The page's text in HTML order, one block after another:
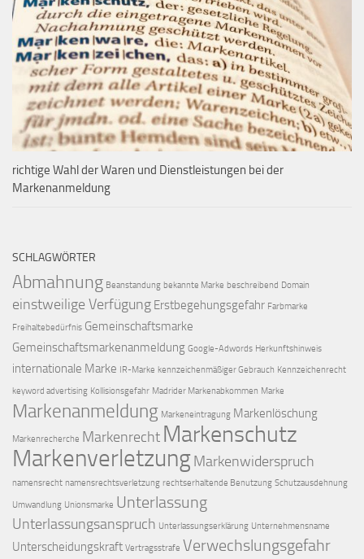
richtige Wahl der Waren und Dienstleistungen bei der
Markenanmeldung
SCHLAGWÖRTER
Abmahnung Beanstandung bekannte Marke beschreibend Domain
einstweilige Verfügung Erstbegehungsgefahr Farbmarke
Freihaltebedürfnis Gemeinschaftsmarke
Gemeinschaftsmarkenanmeldung Google-Adwords Herkunftshinweis
internationale Marke IR-Marke kennzeichenmäßiger Gebrauch Kennzeichenrecht
keyword advertising Kollisionsgefahr Madrider Markenabkommen Marke
Markenanmeldung Markeneintragung Markenlöschung
Markenrecherche Markenrecht Markenschutz
MarkenverletzungMarkenwiderspruch
namensrecht namensrechtsverletzung rechtserhaltende Benutzung Schutzausdehnung
Umwandlung Unionsmarke Unterlassung
Unterlassungsanspruch Unterlassungserklärung Unternehmensname
Unterscheidungskraft Vertragsstrafe Verwechslungsgefahr